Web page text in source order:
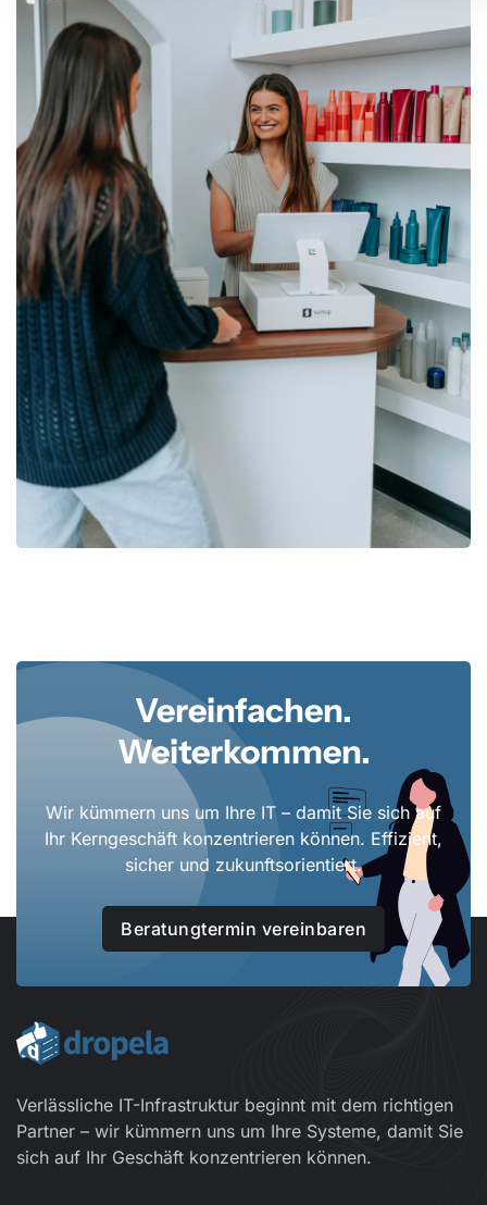
Vereinfachen.
Weiterkommen.
Wir kümmern uns um Ihre IT – damit Sie sich auf
Ihr Kerngeschäft konzentrieren können. Effizient,
sicher und zukunftsorientiert.
Beratungtermin vereinbaren
Verlässliche IT-Infrastruktur beginnt mit dem richtigen
Partner – wir kümmern uns um Ihre Systeme, damit Sie
sich auf Ihr Geschäft konzentrieren können.